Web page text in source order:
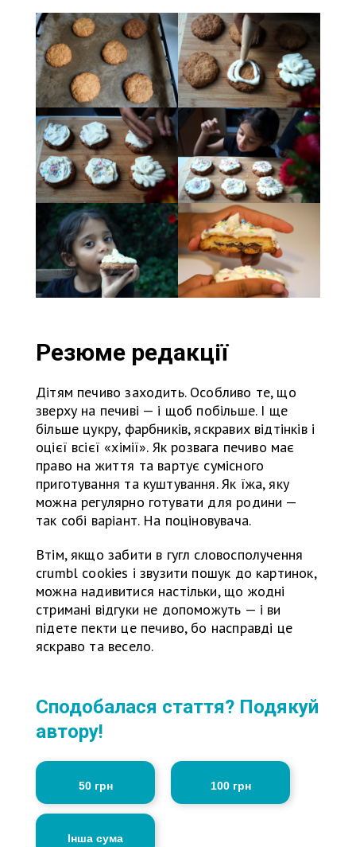
Резюме редакції
Дітям печиво заходить. Особливо те, що
зверху на печиві — і щоб побільше. І ще
більше цукру, фарбників, яскравих відтінків і
оцієї всієї «хімії». Як розвага печиво має
право на життя та вартує сумісного
приготування та куштування. Як їжа, яку
можна регулярно готувати для родини —
так собі варіант. На поціновувача.
Втім, якщо забити в гугл словосполучення
crumbl cookies і звузити пошук до картинок,
можна надивитися настільки, що жодні
стримані відгуки не допоможуть — і ви
підете пекти це печиво, бо насправді це
яскраво та весело.
Сподобалася стаття? Подякуй
автору!
50 грн 100 грн
Інша сума